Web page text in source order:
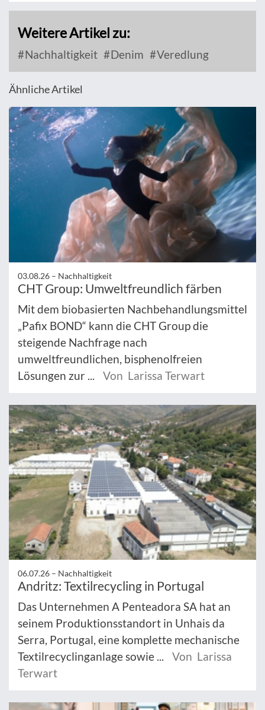
Weitere Artikel zu:
Nachhaltigkeit Denim Veredlung
Ähnliche Artikel
03.08.26 – Nachhaltigkeit
CHT Group: Umweltfreundlich färben
Mit dem biobasierten Nachbehandlungsmittel
„Pafix BOND“ kann die CHT Group die
steigende Nachfrage nach
umweltfreundlichen, bisphenolfreien
Lösungen zur ...
Von Larissa Terwart
06.07.26 – Nachhaltigkeit
Andritz: Textilrecycling in Portugal
Das Unternehmen A Penteadora SA hat an
seinem Produktionsstandort in Unhais da
Serra, Portugal, eine komplette mechanische
Textilrecyclinganlage sowie ...
Von Larissa
Terwart